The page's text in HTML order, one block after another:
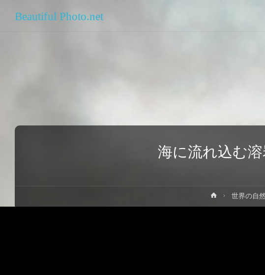
Beautiful Photo.net
海に流れ込む
ホ
ー
世界の自